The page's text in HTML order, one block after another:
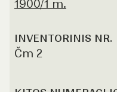
42
1900/1 m.
INVENTORINIS NR.
Čm 2